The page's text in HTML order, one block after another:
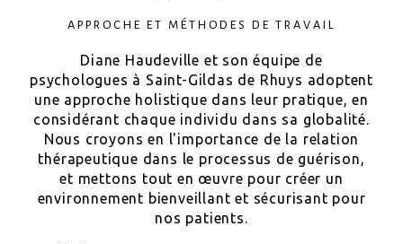
APPROCHE ET MÉTHODES DE TRAVAIL
Diane Haudeville et son équipe de
psychologues à Saint-Gildas de Rhuys adoptent
une approche holistique dans leur pratique, en
considérant chaque individu dans sa globalité.
Nous croyons en l'importance de la relation
thérapeutique dans le processus de guérison,
et mettons tout en œuvre pour créer un
environnement bienveillant et sécurisant pour
nos patients.